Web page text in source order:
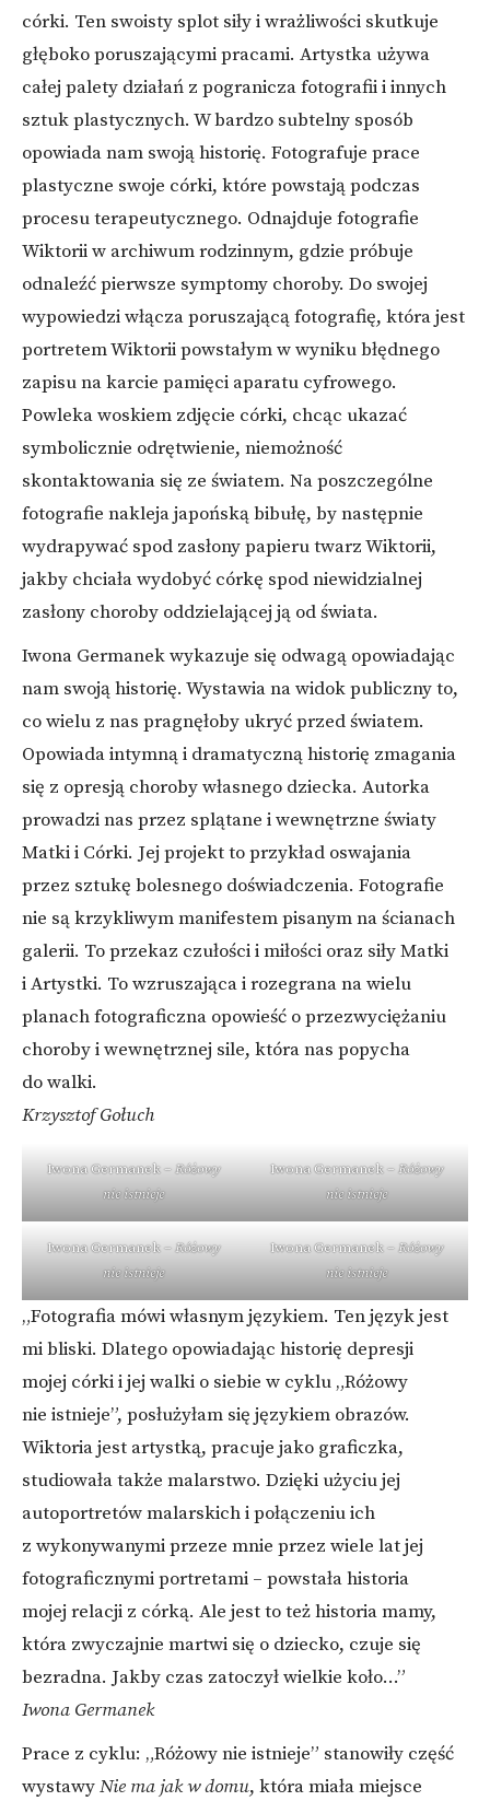
córki. Ten swoisty splot siły i wrażliwości skutkuje
głęboko poruszającymi pracami. Artystka używa
całej palety działań z pogranicza fotografii i innych
sztuk plastycznych. W bardzo subtelny sposób
opowiada nam swoją historię. Fotografuje prace
plastyczne swoje córki, które powstają podczas
procesu terapeutycznego. Odnajduje fotografie
Wiktorii w archiwum rodzinnym, gdzie próbuje
odnaleźć pierwsze symptomy choroby. Do swojej
wypowiedzi włącza poruszającą fotografię, która jest
portretem Wiktorii powstałym w wyniku błędnego
zapisu na karcie pamięci aparatu cyfrowego.
Powleka woskiem zdjęcie córki, chcąc ukazać
symbolicznie odrętwienie, niemożność
skontaktowania się ze światem. Na poszczególne
fotografie nakleja japońską bibułę, by następnie
wydrapywać spod zasłony papieru twarz Wiktorii,
jakby chciała wydobyć córkę spod niewidzialnej
zasłony choroby oddzielającej ją od świata.
Iwona Germanek wykazuje się odwagą opowiadając
nam swoją historię. Wystawia na widok publiczny to,
co wielu z nas pragnęłoby ukryć przed światem.
Opowiada intymną i dramatyczną historię zmagania
się z opresją choroby własnego dziecka. Autorka
prowadzi nas przez splątane i wewnętrzne światy
Matki i Córki. Jej projekt to przykład oswajania
przez sztukę bolesnego doświadczenia. Fotografie
nie są krzykliwym manifestem pisanym na ścianach
galerii. To przekaz czułości i miłości oraz siły Matki
i Artystki. To wzruszająca i rozegrana na wielu
planach fotograficzna opowieść o przezwyciężaniu
choroby i wewnętrznej sile, która nas popycha
do walki.
Krzysztof Gołuch
Iwona Germanek –Różowy
nie istnieje
Iwona Germanek –Różowy
nie istnieje
Iwona Germanek –Różowy
nie istnieje
Iwona Germanek –Różowy
nie istnieje
„Fotografia mówi własnym językiem. Ten język jest
mi bliski. Dlatego opowiadając historię depresji
mojej córki i jej walki o siebie w cyklu „Różowy
nie istnieje”, posłużyłam się językiem obrazów.
Wiktoria jest artystką, pracuje jako graficzka,
studiowała także malarstwo. Dzięki użyciu jej
autoportretów malarskich i połączeniu ich
z wykonywanymi przeze mnie przez wiele lat jej
fotograficznymi portretami – powstała historia
mojej relacji z córką. Ale jest to też historia mamy,
która zwyczajnie martwi się o dziecko, czuje się
bezradna. Jakby czas zatoczył wielkie koło…”
Iwona Germanek
Prace z cyklu: „Różowy nie istnieje” stanowiły część
wystawyNie ma jak w domu, która miała miejsce